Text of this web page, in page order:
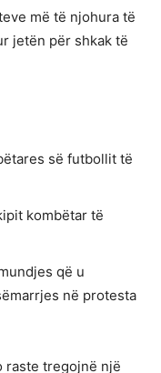
më të njohura të
jetën për shkak të
së futbollit të
kombëtar të
që u
në protesta
raste tregojnë një